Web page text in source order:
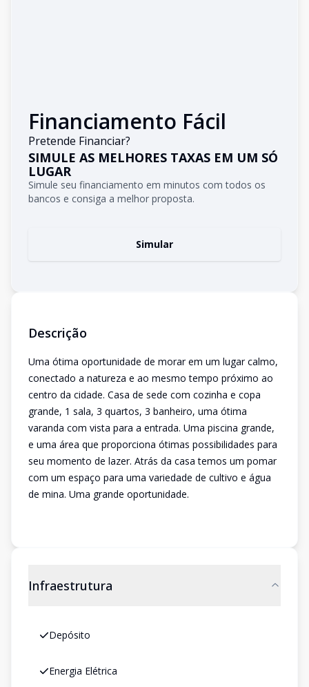
Financiamento Fácil
Pretende Financiar?
SIMULE AS MELHORES TAXAS EM UM SÓ
LUGAR
Simule seu financiamento em minutos com todos os
bancos e consiga a melhor proposta.
Simular
Descrição
Uma ótima oportunidade de morar em um lugar calmo,
conectado a natureza e ao mesmo tempo próximo ao
centro da cidade. Casa de sede com cozinha e copa
grande, 1 sala, 3 quartos, 3 banheiro, uma ótima
varanda com vista para a entrada. Uma piscina grande,
e uma área que proporciona ótimas possibilidades para
seu momento de lazer. Atrás da casa temos um pomar
com um espaço para uma variedade de cultivo e água
de mina. Uma grande oportunidade.
Infraestrutura
Depósito
Energia Elétrica